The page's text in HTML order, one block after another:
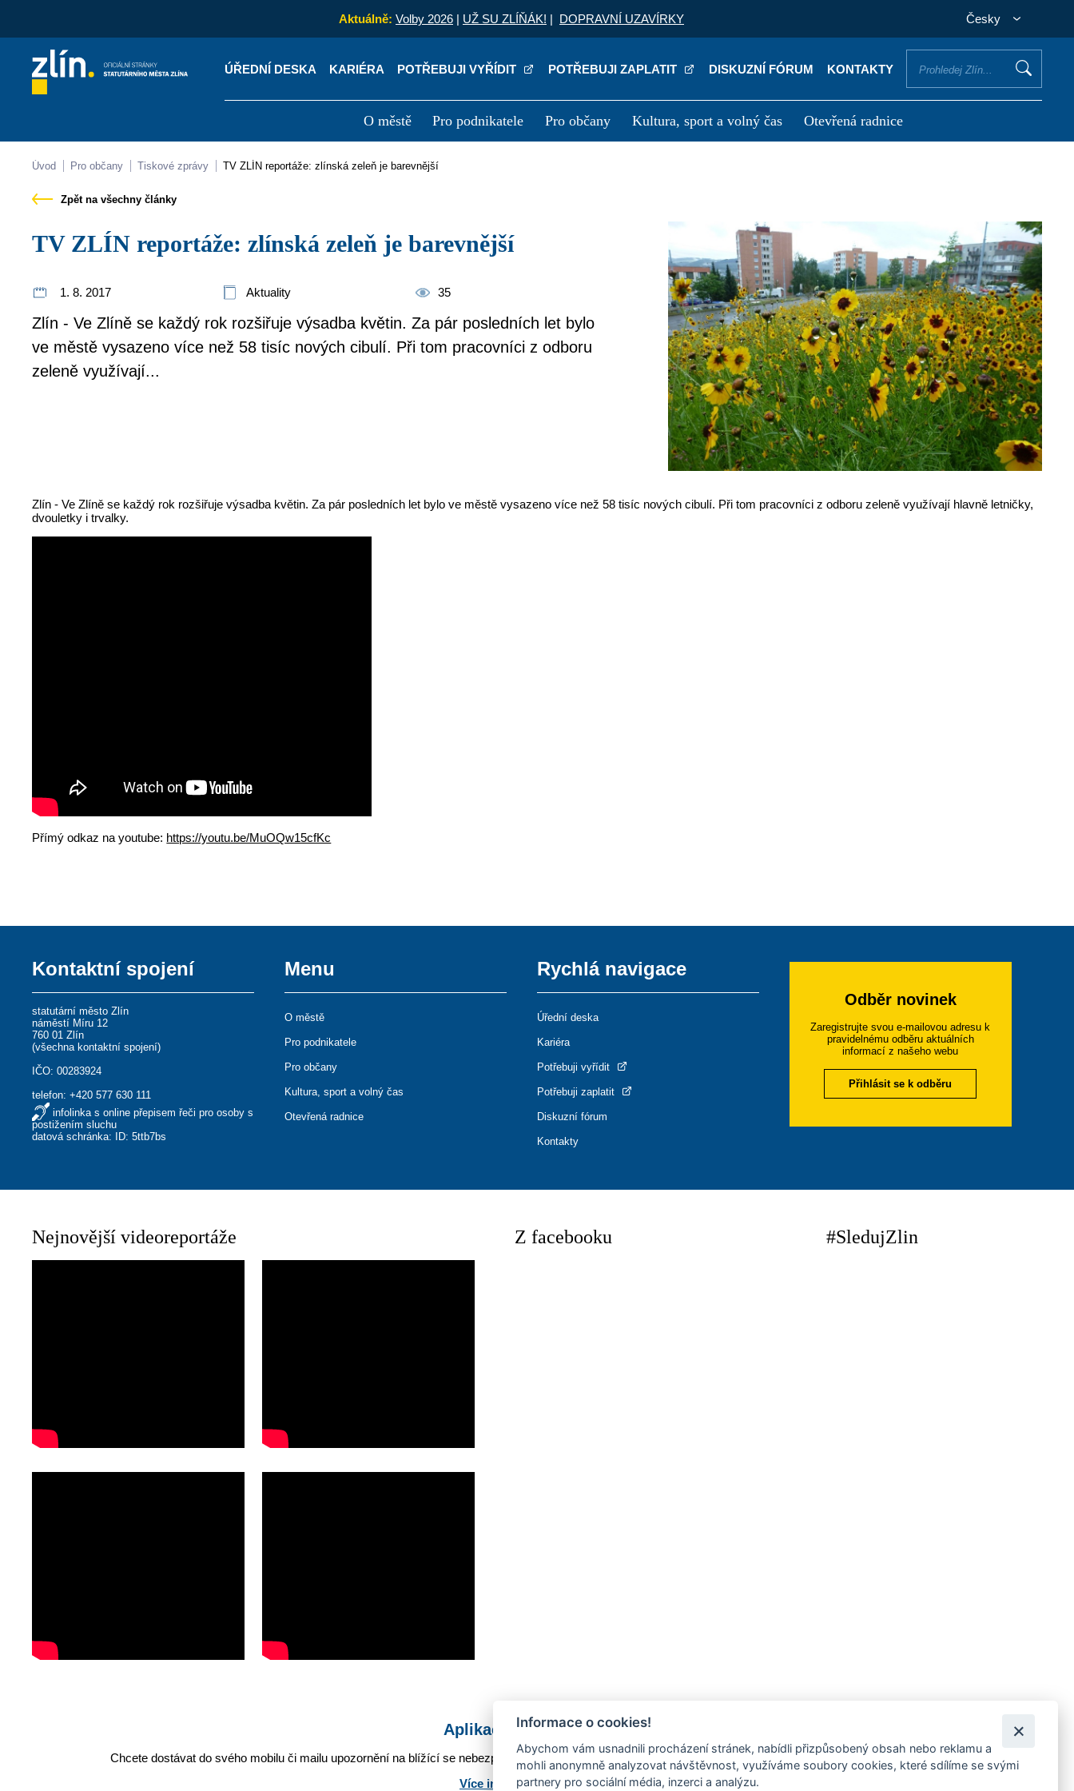
Aktuálně: Volby 2026 | UŽ SU ZLÍŇÁK! | DOPRAVNÍ UZAVÍRKY Česky
ÚŘEDNÍ DESKA KARIÉRA POTŘEBUJI VYŘÍDIT POTŘEBUJI ZAPLATIT DISKUZNÍ FÓRUM KONTAKTY
O městě Pro podnikatele Pro občany Kultura, sport a volný čas Otevřená radnice
Kontakty Úřední deska
Úvod Pro občany Tiskové zprávy TV ZLÍN reportáže: zlínská zeleň je barevnější
Zpět na všechny články
TV ZLÍN reportáže: zlínská zeleň je barevnější
1. 8. 2017 Aktuality 35
Zlín - Ve Zlíně se každý rok rozšiřuje výsadba květin. Za pár posledních let bylo
ve městě vysazeno více než 58 tisíc nových cibulí. Při tom pracovníci z odboru
zeleně využívají...
Zlín - Ve Zlíně se každý rok rozšiřuje výsadba květin. Za pár posledních let bylo ve městě vysazeno více než 58 tisíc nových cibulí. Při tom pracovníci z odboru zeleně využívají hlavně letničky,
dvouletky i trvalky.
Přímý odkaz na youtube: https://youtu.be/MuOQw15cfKc
Kontaktní spojení
statutární město Zlín
náměstí Míru 12
760 01 Zlín
(všechna kontaktní spojení)
IČO: 00283924
telefon:+420 577 630 111
infolinka s online přepisem řeči pro osoby s
postižením sluchu
datová schránka: ID: 5ttb7bs
Menu
O městě
Pro podnikatele
Pro občany
Kultura, sport a volný čas
Otevřená radnice
Rychlá navigace
Úřední deska
Kariéra
Potřebuji vyřídit
Potřebuji zaplatit
Diskuzní fórum
Kontakty
Odběr novinek
Zaregistrujte svou e-mailovou adresu k
pravidelnému odběru aktuálních
informací z našeho webu
Přihlásit se k odběru
Nejnovější videoreportáže Z facebooku #SledujZlin
Aplikace Mobilní rozhlas
Chcete dostávat do svého mobilu či mailu upozornění na blížící se nebezpečí, odstávky, poruchy a výpadky energií, ankety, pozvánky na kulturní a sportovní akce?
Více informací o aplikaci
Informace o cookies!
Abychom vám usnadnili procházení stránek, nabídli přizpůsobený obsah nebo reklamu a
mohli anonymně analyzovat návštěvnost, využíváme soubory cookies, které sdílíme se svými
partnery pro sociální média, inzerci a analýzu.